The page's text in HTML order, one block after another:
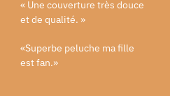
« Une couverture très douce
et de qualité. »
«Superbe peluche ma fille
est fan.»